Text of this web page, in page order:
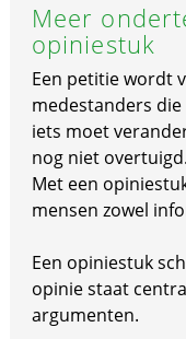
Meer
opiniestuk
Een petitie wordt
medestanders
iets moet
nog niet
Met een
mensen zowel
Een opiniestuk
opinie staat
argumenten.